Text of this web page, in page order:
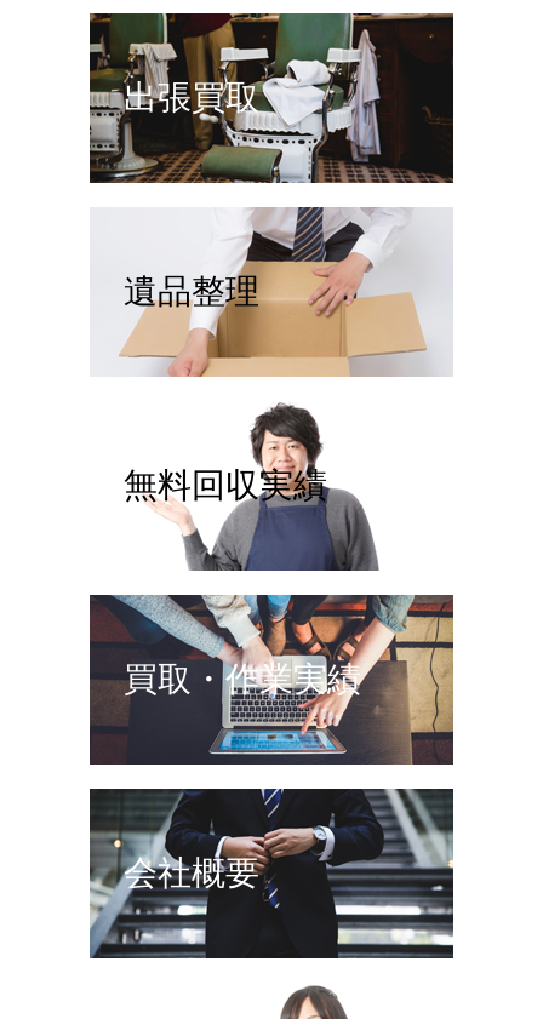
出張買取
遺品整理
無料回収実績
買取・作業実績
会社概要